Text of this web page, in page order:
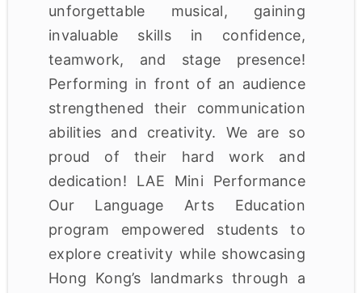
unforgettable musical, gaining
invaluable skills in confidence,
teamwork, and stage presence!
Performing in front of an audience
strengthened their communication
abilities and creativity. We are so
proud of their hard work and
dedication! LAE Mini Performance
Our Language Arts Education
program empowered students to
explore creativity while showcasing
Hong Kong’s landmarks through a